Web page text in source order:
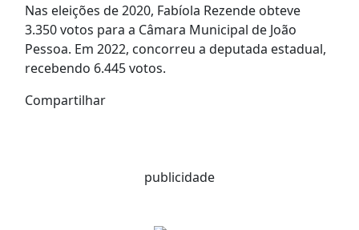
Nas eleições de 2020, Fabíola Rezende obteve
3.350 votos para a Câmara Municipal de João
Pessoa. Em 2022, concorreu a deputada estadual,
recebendo 6.445 votos.
Compartilhar
publicidade